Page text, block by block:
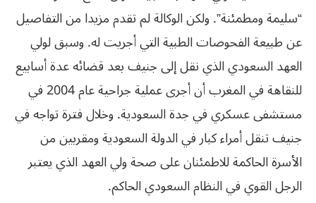
“سليمة ومطمئنة”. ولكنالوكالة لم تقدم مزيدا من التفاصيل
عن طبيعة الفحوصات الطبية التي أجريت له. وسبقلولي
العهد السعودي الذي نقل إلى جنيف بعد قضائه عدة أسابيع
للنقاهة في المغرب أن
أجرى عملية جراحية عام 2004 في
مستشفى عسكري في جدة السعودية. وخلال فترة تواجه في
جنيف تنقل أمراء كبار في الدولةالسعوديةومقربينمن
الأسرةالحاكمةللاطمئنانعلىصحةوليالعهدالذييعتبر
الرجلالقويفيالنظامالسعوديالحاكم.